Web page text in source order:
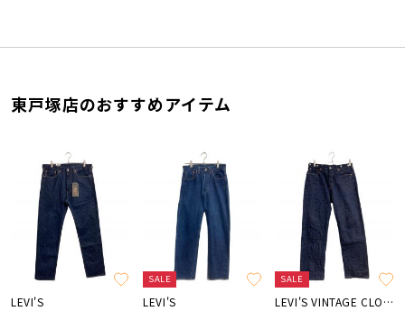
東戸塚店のおすすめアイテム
LEVI'S
SALE
LEVI'S
SALE
LEVI'S VINTAGE CLOTHING